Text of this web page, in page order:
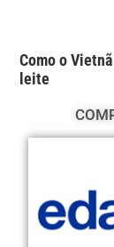
Como o
leite